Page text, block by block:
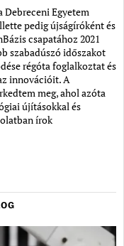
Debreceni Egyetem
pedig újságíróként és
csapatához 2021
szabadúszó időszakot
régóta foglalkoztat és
innovációit. A
meg, ahol azóta
újításokkal és
írok